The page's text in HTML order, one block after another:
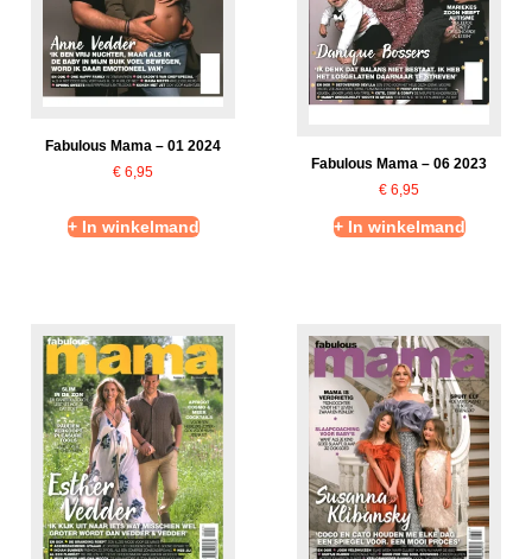
Fabulous Mama – 01 2024
€ 6,95
+ In winkelmand
Fabulous Mama – 06 2023
€ 6,95
+ In winkelmand